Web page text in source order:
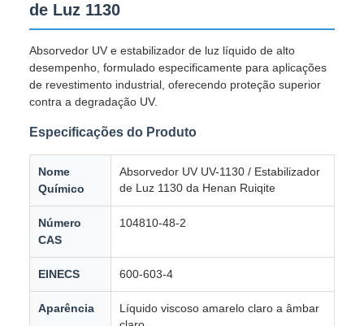
de Luz 1130
Absorvedor UV e estabilizador de luz líquido de alto
desempenho, formulado especificamente para aplicações
de revestimento industrial, oferecendo proteção superior
contra a degradação UV.
Especificações do Produto
Nome
Químico
Absorvedor UV UV-1130 / Estabilizador
de Luz 1130 da Henan Ruiqite
Número
CAS
104810-48-2
EINECS 600-603-4
Aparência
Líquido viscoso amarelo claro a âmbar